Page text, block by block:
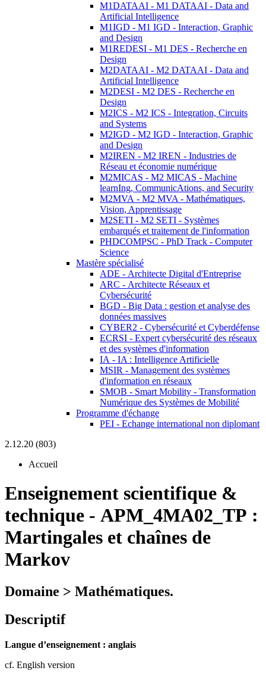
M1DATAAI - M1 DATAAI - Data and
Artificial Intelligence
M1IGD - M1 IGD - Interaction, Graphic
and Design
M1REDESI - M1 DES - Recherche en
Design
M2DATAAI - M2 DATAAI - Data and
Artificial Intelligence
M2DESI - M2 DES - Recherche en
Design
M2ICS - M2 ICS - Integration, Circuits
and Systems
M2IGD - M2 IGD - Interaction, Graphic
and Design
M2IREN - M2 IREN - Industries de
Réseau et économie numérique
M2MICAS - M2 MICAS - Machine
learnIng, CommunicAtions, and Security
M2MVA - M2 MVA - Mathématiques,
Vision, Apprentissage
M2SETI - M2 SETI - Systèmes
embarqués et traitement de l'information
PHDCOMPSC - PhD Track - Computer
Science
Mastère spécialisé
ADE - Architecte Digital d'Entreprise
ARC - Architecte Réseaux et
Cybersécurité
BGD - Big Data : gestion et analyse des
données massives
CYBER2 - Cybersécurité et Cyberdéfense
ECRSI - Expert cybersécurité des réseaux
et des systèmes d'information
IA - IA : Intelligence Artificielle
MSIR - Management des systèmes
d'information en réseaux
SMOB - Smart Mobility - Transformation
Numérique des Systèmes de Mobilité
Programme d'échange
PEI - Echange international non diplomant
2.12.20 (803)
Accueil
Enseignement scientifique &
technique - APM_4MA02_TP :
Martingales et chaînes de
Markov
Domaine > Mathématiques.
Descriptif
Langue d’enseignement : anglais
cf. English version